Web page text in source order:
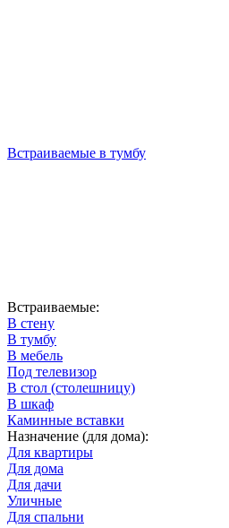
Встраиваемые в тумбу
Встраиваемые:
В стену
В тумбу
В мебель
Под телевизор
В стол (столешницу)
В шкаф
Каминные вставки
Назначение (для дома):
Для квартиры
Для дома
Для дачи
Уличные
Для спальни